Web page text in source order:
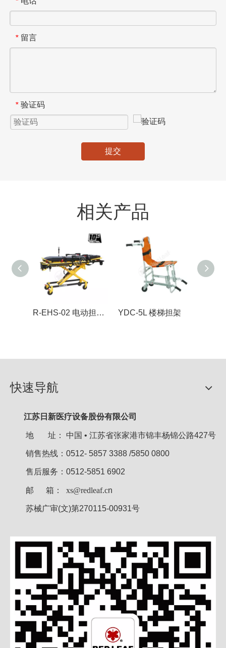
* 留言
* 验证码
提交
相关产品
R-EHS-02 电动担架车 YDC-5L 楼梯担架
快速导航
江苏日新医疗设备股份有限公司
地 址： 中国 • 江苏省张家港市锦丰杨锦公路427号
销售热线：0512- 5857 3388 /5850 0800
售后服务：0512-5851 6902
邮 箱： xs@redleaf.cn
苏械广审(文)第270115-00931号